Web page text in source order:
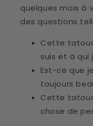
quelques mois à
des questions
Cette
suis et à qui
Est-ce que
toujours
Cette
chose de